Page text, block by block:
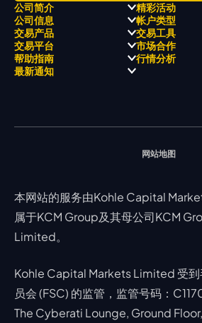
公司简介
关于
关于 KCM Group
三大优势
奖项和成就
精彩活动
职业高尔夫 x 飘移
全球高尔夫锦标赛
公司信息
经营理念
公开信息与风险披露
公司新闻
视频库
帐户类型
ECN 账户
STP 账户
账户比较
交易产品
Forex
贵金属
能源
交易工具
交易平台
MetaTrader 4
MetaTrader 5
市场合作
帮助指南 行情分析
最新通知
网站地图
本网站的服务由Kohle Capital
属于KCM Group及其母公司KCM
Limited。
Kohle Capital Markets Limited 受到
员会 (FSC) 的监管，监管号码：
The Cyberati Lounge, Ground